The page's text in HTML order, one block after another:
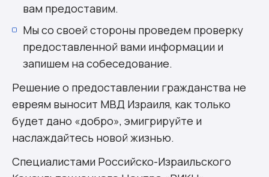
вам предоставим.
Мы со своей стороны проведем проверку
предоставленной вами информации и
запишем на собеседование.
Решение о предоставлении гражданства не
евреям выносит МВД Израиля, как только
будет дано «добро», эмигрируйте и
наслаждайтесь новой жизнью.
Специалистами Российско-Израильского